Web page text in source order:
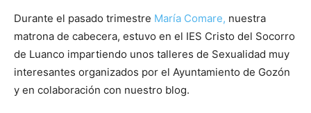
Durante el pasado trimestre María Comare, nuestra
matrona de cabecera, estuvo en el IES Cristo del Socorro
de Luanco impartiendo unos talleres de Sexualidad muy
interesantes organizados por el Ayuntamiento de Gozón
y en colaboración con nuestro blog.